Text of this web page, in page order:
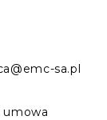
sa.pl
umowa